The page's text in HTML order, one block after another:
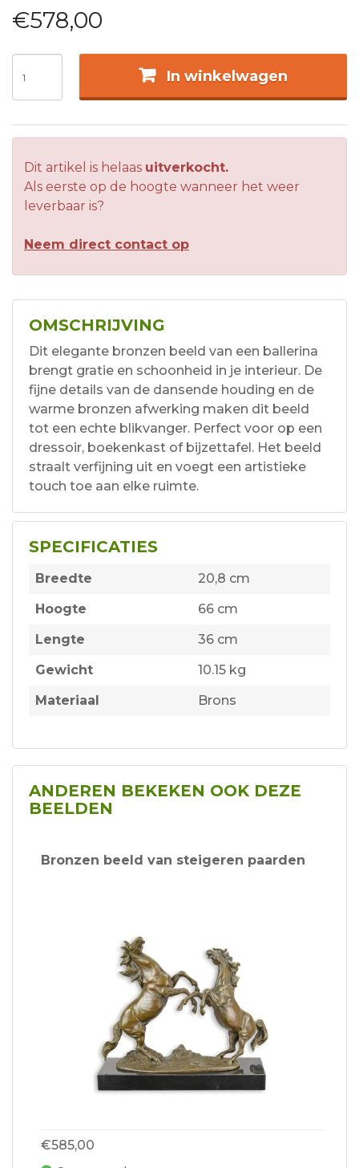
€578,00
In winkelwagen
Dit artikel is helaas uitverkocht.
Als eerste op de hoogte wanneer het weer
leverbaar is?
Neem direct contact op
OMSCHRIJVING
Dit elegante bronzen beeld van een ballerina
brengt gratie en schoonheid in je interieur. De
fijne details van de dansende houding en de
warme bronzen afwerking maken dit beeld
tot een echte blikvanger. Perfect voor op een
dressoir, boekenkast of bijzettafel. Het beeld
straalt verfijning uit en voegt een artistieke
touch toe aan elke ruimte.
SPECIFICATIES
Breedte
20,8 cm
Hoogte
66 cm
Lengte
36 cm
Gewicht
10.15 kg
Materiaal
Brons
ANDEREN BEKEKEN OOK DEZE
BEELDEN
Bronzen beeld van steigeren paarden
€585,00